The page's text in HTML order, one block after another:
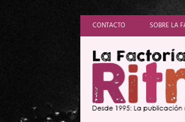
CONTACTO SOBRE LA